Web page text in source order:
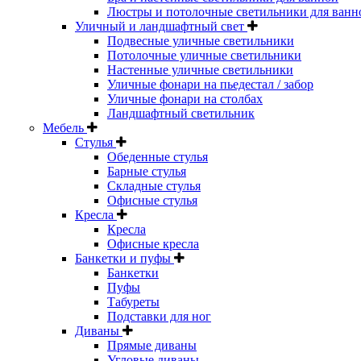
Люстры и потолочные светильники для
Уличный и ландшафтный свет
Подвесные уличные светильники
Потолочные уличные светильники
Настенные уличные светильники
Уличные фонари на пьедестал / забор
Уличные фонари на столбах
Ландшафтный светильник
Мебель
Стулья
Обеденные стулья
Барные стулья
Складные стулья
Офисные стулья
Кресла
Кресла
Офисные кресла
Банкетки и пуфы
Банкетки
Пуфы
Табуреты
Подставки для ног
Диваны
Прямые диваны